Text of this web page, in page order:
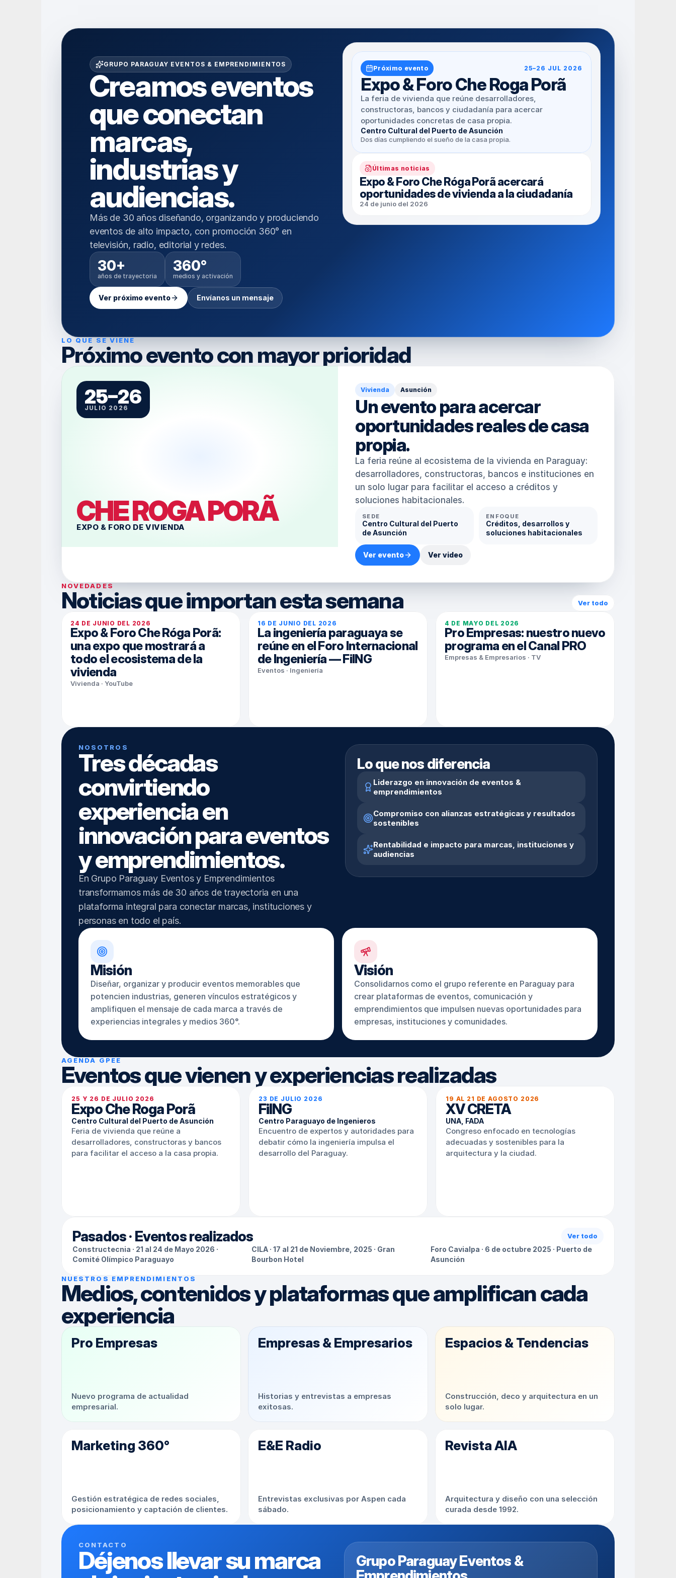
GRUPO PARAGUAY EVENTOS & EMPRENDIMIENTOS
Creamos eventos
que conectan
marcas,
industrias y
audiencias.
Más de 30 años diseñando, organizando y produciendo
eventos de alto impacto, con promoción 360° en
televisión, radio, editorial y redes.
30+
años de trayectoria
360°
medios y activación
Ver próximo evento Envíanos un mensaje
Próximo evento 25–26 JUL 2026
Expo & Foro Che Roga Porã
La feria de vivienda que reúne desarrolladores,
constructoras, bancos y ciudadanía para acercar
oportunidades concretas de casa propia.
Centro Cultural del Puerto de Asunción
Dos días cumpliendo el sueño de la casa propia.
Últimas noticias
Expo & Foro Che Róga Porã acercará
oportunidades de vivienda a la ciudadanía
24 de junio del 2026
LO QUE SE VIENE
Próximo evento con mayor prioridad
25–26
JULIO 2026
CHE ROGA PORÃ
EXPO & FORO DE VIVIENDA
Vivienda Asunción
Un evento para acercar
oportunidades reales de casa
propia.
La feria reúne al ecosistema de la vivienda en Paraguay:
desarrolladores, constructoras, bancos e instituciones en
un solo lugar para facilitar el acceso a créditos y
soluciones habitacionales.
SEDE
Centro Cultural del Puerto
de Asunción
ENFOQUE
Créditos, desarrollos y
soluciones habitacionales
Ver evento Ver video
NOVEDADES
Noticias que importan esta semana Ver todo
24 DE JUNIO DEL 2026
Expo & Foro Che Róga Porã:
una expo que mostrará a
todo el ecosistema de la
vivienda
Vivienda · YouTube
16 DE JUNIO DEL 2026
La ingeniería paraguaya se
reúne en el Foro Internacional
de Ingeniería — FiING
Eventos · Ingeniería
4 DE MAYO DEL 2026
Pro Empresas: nuestro nuevo
programa en el Canal PRO
Empresas & Empresarios · TV
NOSOTROS
Tres décadas
convirtiendo
experiencia en
innovación para eventos
y emprendimientos.
En Grupo Paraguay Eventos y Emprendimientos
transformamos más de 30 años de trayectoria en una
plataforma integral para conectar marcas, instituciones y
personas en todo el país.
Lo que nos diferencia
Liderazgo en innovación de eventos &
emprendimientos
Compromiso con alianzas estratégicas y resultados
sostenibles
Rentabilidad e impacto para marcas, instituciones y
audiencias
Misión
Diseñar, organizar y producir eventos memorables que
potencien industrias, generen vínculos estratégicos y
amplifiquen el mensaje de cada marca a través de
experiencias integrales y medios 360°.
Visión
Consolidarnos como el grupo referente en Paraguay para
crear plataformas de eventos, comunicación y
emprendimientos que impulsen nuevas oportunidades para
empresas, instituciones y comunidades.
AGENDA GPEE
Eventos que vienen y experiencias realizadas
25 Y 26 DE JULIO 2026
Expo Che Roga Porã
Centro Cultural del Puerto de Asunción
Feria de vivienda que reúne a
desarrolladores, constructoras y bancos
para facilitar el acceso a la casa propia.
23 DE JULIO 2026
FiING
Centro Paraguayo de Ingenieros
Encuentro de expertos y autoridades para
debatir cómo la ingeniería impulsa el
desarrollo del Paraguay.
19 AL 21 DE AGOSTO 2026
XV CRETA
UNA, FADA
Congreso enfocado en tecnologías
adecuadas y sostenibles para la
arquitectura y la ciudad.
Pasados · Eventos realizados Ver todo
Constructecnia · 21 al 24 de Mayo 2026 ·
Comité Olímpico Paraguayo
CILA · 17 al 21 de Noviembre, 2025 · Gran
Bourbon Hotel
Foro Cavialpa · 6 de octubre 2025 · Puerto de
Asunción
NUESTROS EMPRENDIMIENTOS
Medios, contenidos y plataformas que amplifican cada
experiencia
Pro Empresas
Nuevo programa de actualidad
empresarial.
Empresas & Empresarios
Historias y entrevistas a empresas
exitosas.
Espacios & Tendencias
Construcción, deco y arquitectura en un
solo lugar.
Marketing 360°
Gestión estratégica de redes sociales,
posicionamiento y captación de clientes.
E&E Radio
Entrevistas exclusivas por Aspen cada
sábado.
Revista AIA
Arquitectura y diseño con una selección
curada desde 1992.
CONTACTO
Déjenos llevar su marca
Grupo Paraguay Eventos &